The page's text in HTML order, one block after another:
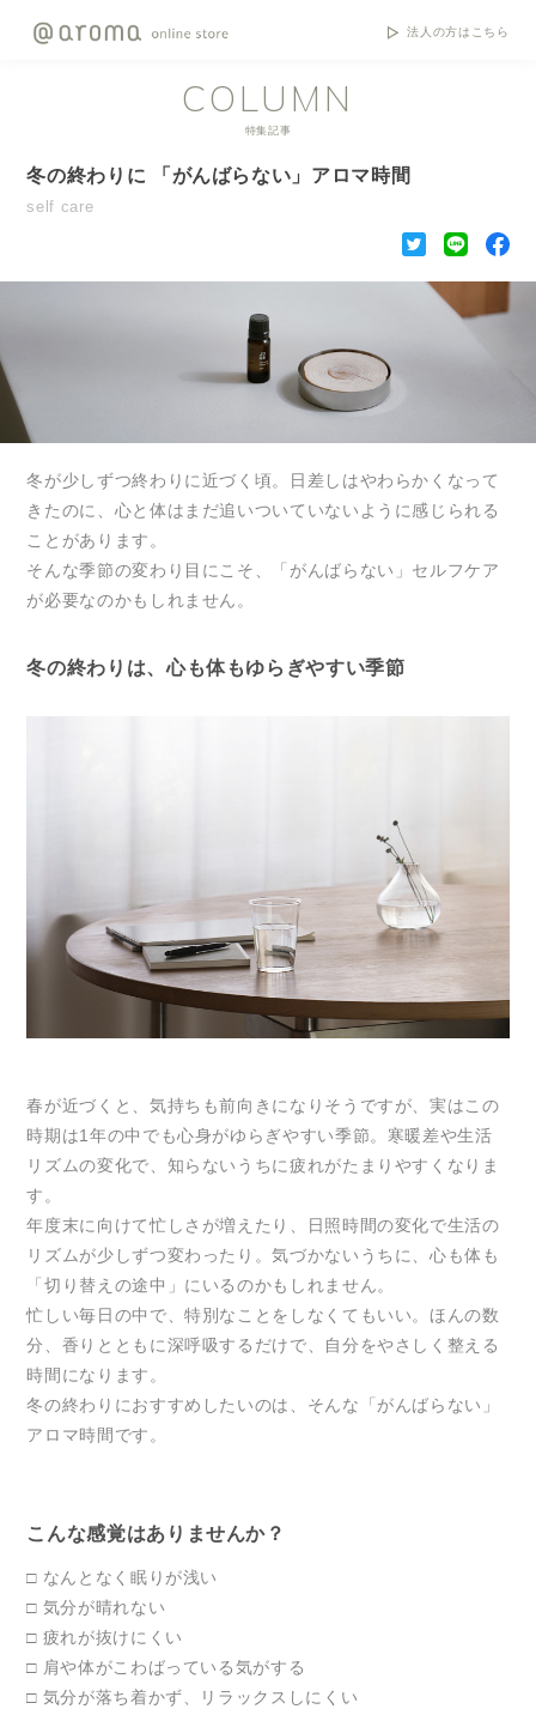
法人の方はこちら
COLUMN
特集記事
冬の終わりに 「がんばらない」アロマ時間
self care
冬が少しずつ終わりに近づく頃。日差しはやわらかくなって
きたのに、心と体はまだ追いついていないように感じられる
ことがあります。
そんな季節の変わり目にこそ、「がんばらない」セルフケア
が必要なのかもしれません。
冬の終わりは、心も体もゆらぎやすい季節
春が近づくと、気持ちも前向きになりそうですが、実はこの
時期は1年の中でも心身がゆらぎやすい季節。寒暖差や生活
リズムの変化で、知らないうちに疲れがたまりやすくなりま
す。
年度末に向けて忙しさが増えたり、日照時間の変化で生活の
リズムが少しずつ変わったり。気づかないうちに、心も体も
「切り替えの途中」にいるのかもしれません。
忙しい毎日の中で、特別なことをしなくてもいい。ほんの数
分、香りとともに深呼吸するだけで、自分をやさしく整える
時間になります。
冬の終わりにおすすめしたいのは、そんな「がんばらない」
アロマ時間です。
こんな感覚はありませんか？
□ なんとなく眠りが浅い
□ 気分が晴れない
□ 疲れが抜けにくい
□ 肩や体がこわばっている気がする
□ 気分が落ち着かず、リラックスしにくい